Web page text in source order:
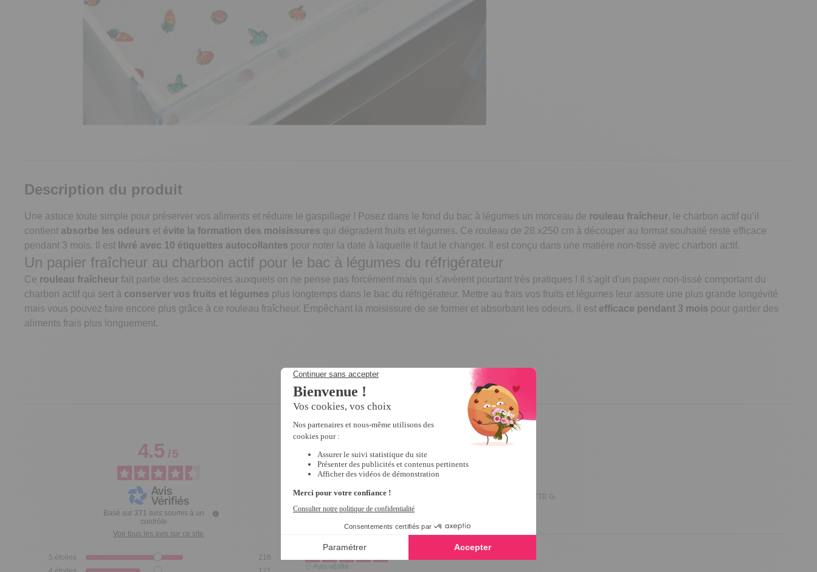
Description du produit
Une astuce toute simple pour préserver vos aliments et réduire le gaspillage ! Posez dans le fond du bac à légumes un morceau de rouleau fraîcheur, le charbon actif qu’il
contient absorbe les odeurs et évite la formation des moisissures qui dégradent fruits et légumes. Ce rouleau de 28 x250 cm à découper au format souhaité reste efficace
pendant 3 mois. Il est livré avec 10 étiquettes autocollantes pour noter la date à laquelle il faut le changer. Il est conçu dans une matière non-tissé avec charbon actif.
Un papier fraîcheur au charbon actif pour le bac à légumes du réfrigérateur
Ce rouleau fraîcheur fait partie des accessoires auxquels on ne pense pas forcément mais qui s'avèrent pourtant très pratiques ! Il s'agit d'un papier non-tissé comportant du
charbon actif qui sert à conserver vos fruits et légumes plus longtemps dans le bac du réfrigérateur. Mettre au frais vos fruits et légumes leur assure une plus grande longévité
mais vous pouvez faire encore plus grâce à ce rouleau fraîcheur. Empêchant la moisissure de se former et absorbant les odeurs, il est efficace pendant 3 mois pour garder des
aliments frais plus longuement.
4.5/5
Basé sur 371 avis soumis à un
contrôle
Voir tous les avis sur ce site
5 étoiles
216
5/5
Avis vérifié
Bon produits
Avis du 04/08/2026 , suite à une expérience du JOSETTE G.
Avis vérifié